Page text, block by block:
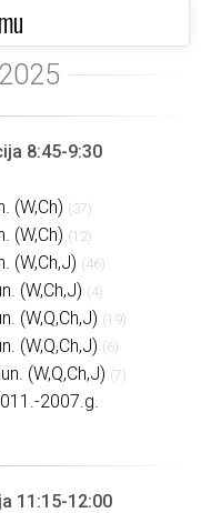
8:45-9:30
(W,Ch) (37)
(W,Ch) (12)
(W,Ch,J) (46)
(W,Ch,J) (4)
(W,Q,Ch,J) (19)
(W,Q,Ch,J) (6)
(W,Q,Ch,J) (7)
2007.g.
11:15-12:00